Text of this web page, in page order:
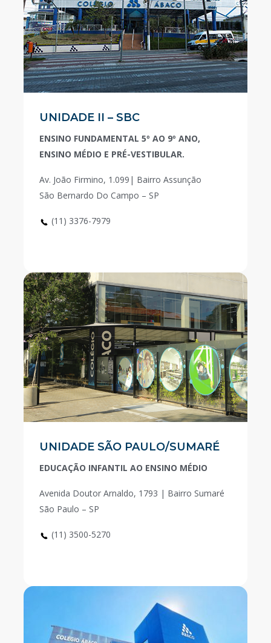
UNIDADE II – SBC
ENSINO FUNDAMENTAL 5º AO 9º ANO,
ENSINO MÉDIO E PRÉ-VESTIBULAR.
Av. João Firmino, 1.099| Bairro Assunção
São Bernardo Do Campo – SP
(11) 3376-7979
UNIDADE SÃO PAULO/SUMARÉ
EDUCAÇÃO INFANTIL AO ENSINO MÉDIO
Avenida Doutor Arnaldo, 1793 | Bairro Sumaré
São Paulo – SP
(11) 3500-5270